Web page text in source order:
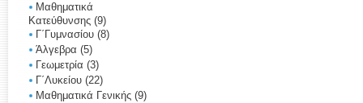
Μαθηματικά
Κατεύθυνσης (9)
Γ΄Γυμνασίου (8)
Άλγεβρα (5)
Γεωμετρία (3)
Γ΄Λυκείου (22)
Μαθηματικά Γενικής (9)